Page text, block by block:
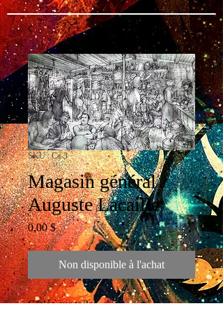
SKU : Ca-3
Magasin général
Auguste Lacaille
0,00 $Prix
Non disponible à l'achat
Giclée sur toile